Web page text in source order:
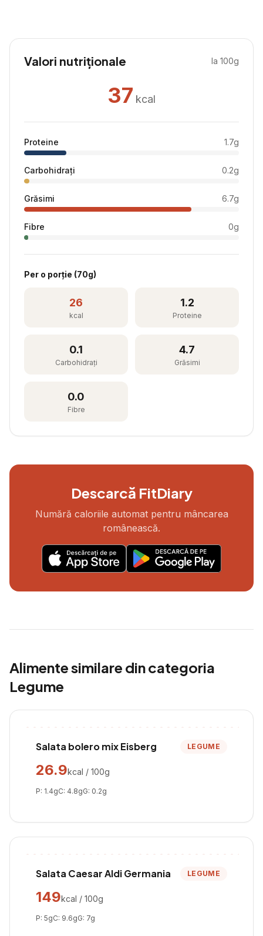
Valori nutriționale la 100g
37 kcal
Proteine 1.7g
Carbohidrați 0.2g
Grăsimi 6.7g
Fibre 0g
Per o porție (70g)
26
kcal
1.2
Proteine
0.1
Carbohidrați
4.7
Grăsimi
0.0
Fibre
Descarcă FitDiary
Numără caloriile automat pentru mâncarea
românească.
Alimente similare din categoria
Legume
Salata bolero mix Eisberg LEGUME
26.9kcal / 100g
P: 1.4gC: 4.8gG: 0.2g
Salata Caesar Aldi Germania LEGUME
149kcal / 100g
P: 5gC: 9.6gG: 7g